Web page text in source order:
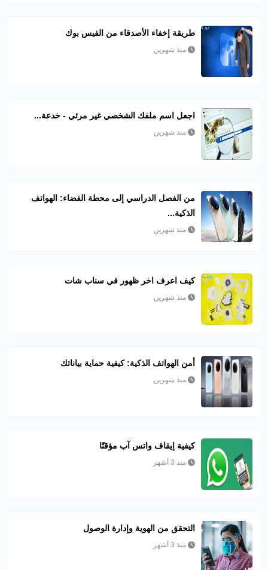
طريقة إخفاء الأصدقاء من الفيس بوك
منذ شهرين
اجعل اسم ملفك الشخصي غير مرئي - خدعة...
منذ شهرين
من الفصل الدراسي إلى محطة الفضاء: الهواتف
الذكية...
منذ شهرين
كيف اعرف اخر ظهور في سناب شات​
منذ شهرين
أمن الهواتف الذكية: كيفية حماية بياناتك
منذ شهرين
كيفية إيقاف واتس آب مؤقتًا
منذ 3 أشهر
التحقق من الهوية وإدارة الوصول
منذ 3 أشهر